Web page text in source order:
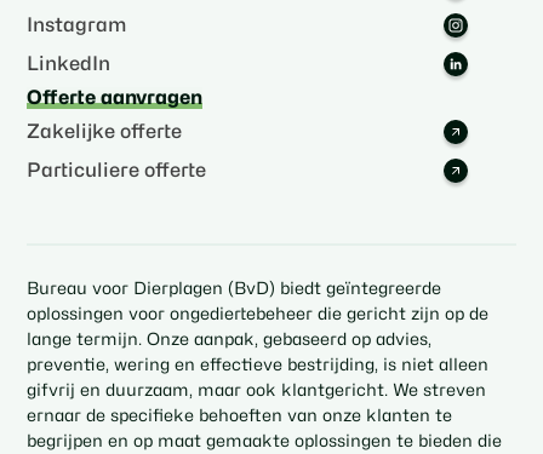
Instagram
LinkedIn
Offerte aanvragen
Zakelijke offerte
Particuliere offerte
Bureau voor Dierplagen (BvD) biedt geïntegreerde
oplossingen voor ongediertebeheer die gericht zijn op de
lange termijn. Onze aanpak, gebaseerd op advies,
preventie, wering en effectieve bestrijding, is niet alleen
gifvrij en duurzaam, maar ook klantgericht. We streven
ernaar de specifieke behoeften van onze klanten te
begrijpen en op maat gemaakte oplossingen te bieden die